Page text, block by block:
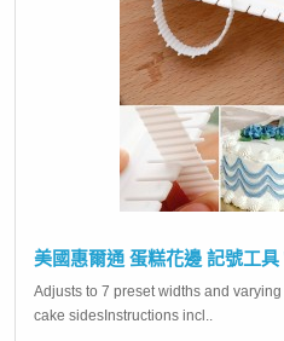
美國惠爾通 蛋糕花邊 記號工
Adjusts to 7 preset widths and
cake sidesInstructions incl..